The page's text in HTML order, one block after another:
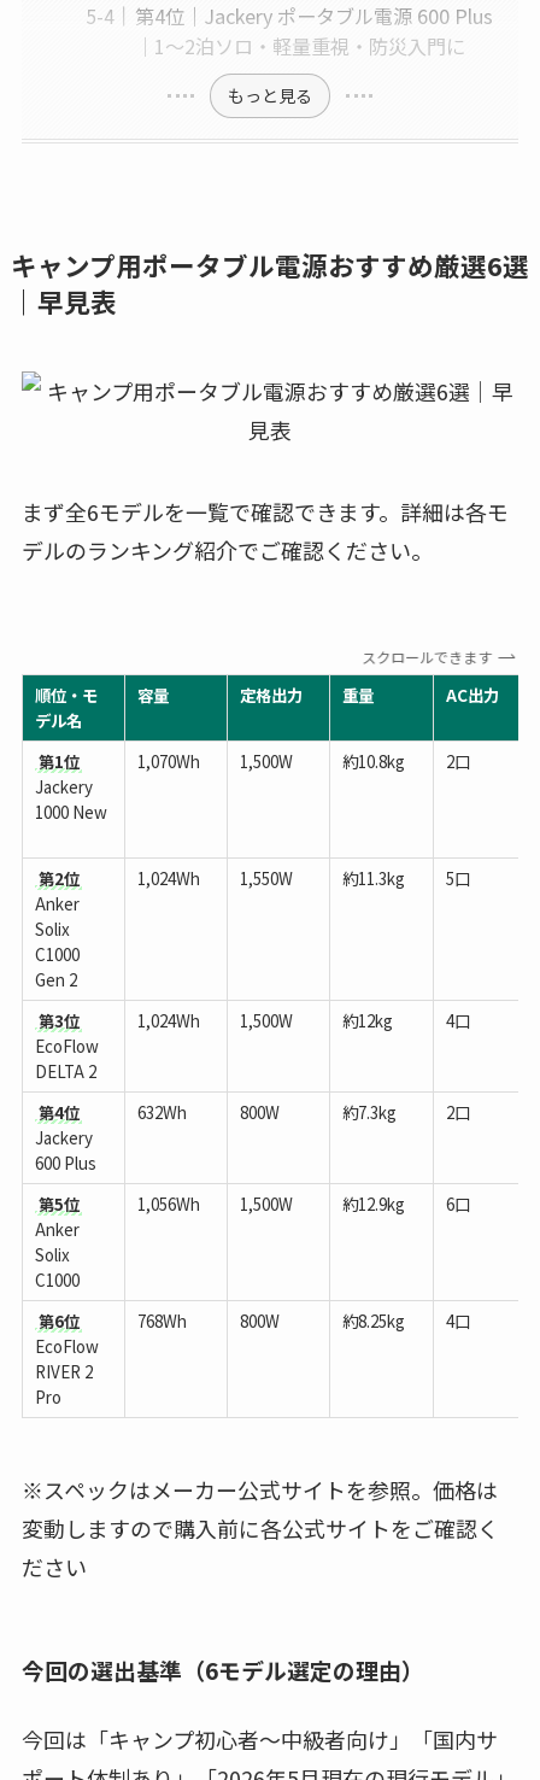
第4位｜Jackery ポータブル電源 600 Plus
｜1〜2泊ソロ・軽量重視・防災入門に
もっと見る
キャンプ用ポータブル電源おすすめ厳選6選
｜早見表
まず全6モデルを一覧で確認できます。詳細は各モ
デルのランキング紹介でご確認ください。
スクロールできます
順位・モ
デル名
容量 定格出力 重量 AC出力
第1位
Jackery
1000 New
1,070Wh 1,500W 約10.8kg 2口
第2位
Anker
Solix
C1000
Gen 2
1,024Wh 1,550W 約11.3kg 5口
第3位
EcoFlow
DELTA 2
1,024Wh 1,500W 約12kg 4口
第4位
Jackery
600 Plus
632Wh 800W 約7.3kg 2口
第5位
Anker
Solix
C1000
1,056Wh 1,500W 約12.9kg 6口
第6位
EcoFlow
RIVER 2
Pro
768Wh 800W 約8.25kg 4口
※スペックはメーカー公式サイトを参照。価格は
変動しますので購入前に各公式サイトをご確認く
ださい
今回の選出基準（6モデル選定の理由）
今回は「キャンプ初心者〜中級者向け」「国内サ